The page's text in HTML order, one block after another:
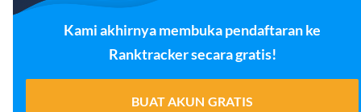
Kami akhirnya membuka pendaftaran ke
Ranktracker secara gratis!
BUAT AKUN GRATIS